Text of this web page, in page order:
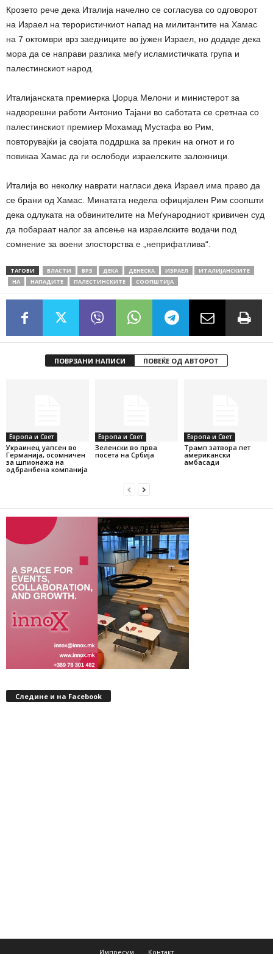
Крозето рече дека Италија начелно се согласува со одговорот
на Израел на терористичкиот напад на милитантите на Хамас
на 7 октомври врз заедниците во јужен Израел, но додаде дека
мора да се направи разлика меѓу исламистичката група и
палестинскиот народ.
Италијанската премиерка Џорџа Мелони и министерот за
надворешни работи Антонио Тајани во саботата се сретнаа со
палестинскиот премиер Мохамад Мустафа во Рим,
повторувајќи ја својата поддршка за прекин на огнот и го
повикаа Хамас да ги ослободи израелските заложници.
Италија во неколку наврати нагласи дека Израел има право да
се брани од Хамас. Минатата недела официјален Рим соопшти
дека одлуката на обвинителите на Меѓународниот кривичен суд
да побараат налог за апсење на израелските водачи под
сомнение за воени злосторства е „неприфатлива“.
ТАГОВИ ВЛАСТИ ВРЗ ДЕКА ДЕНЕСКА ИЗРАЕЛ
ИТАЛИЈАНСКИТЕ
НА
НАПАДИТЕ ПАЛЕСТИНСКИТЕ СООПШТИЈА
ПОВРЗАНИ НАПИСИ ПОВЕЌЕ ОД АВТОРОТ
Европа и Свет
Украинец уапсен во
Германија, осомничен
за шпионажа на
одбранбена компанија
Европа и Свет
Зеленски во прва
посета на Србија
Европа и Свет
Трамп затвора пет
американски
амбасади
Следине и на Facebook
Импресум Контакт